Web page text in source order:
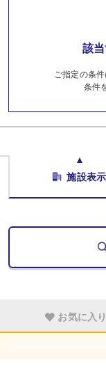
該
ご指定の条
条件
施設表示
お気に入り